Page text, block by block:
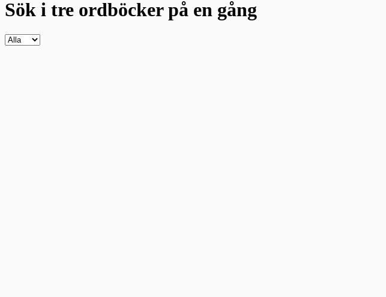
Sök i tre ordböckerpå en gång